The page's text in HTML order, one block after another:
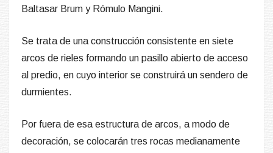
Baltasar Brum y Rómulo Mangini.
Se trata de una construcción consistente en siete
arcos de rieles formando un pasillo abierto de acceso
al predio, en cuyo interior se construirá un sendero de
durmientes.
Por fuera de esa estructura de arcos, a modo de
decoración, se colocarán tres rocas medianamente